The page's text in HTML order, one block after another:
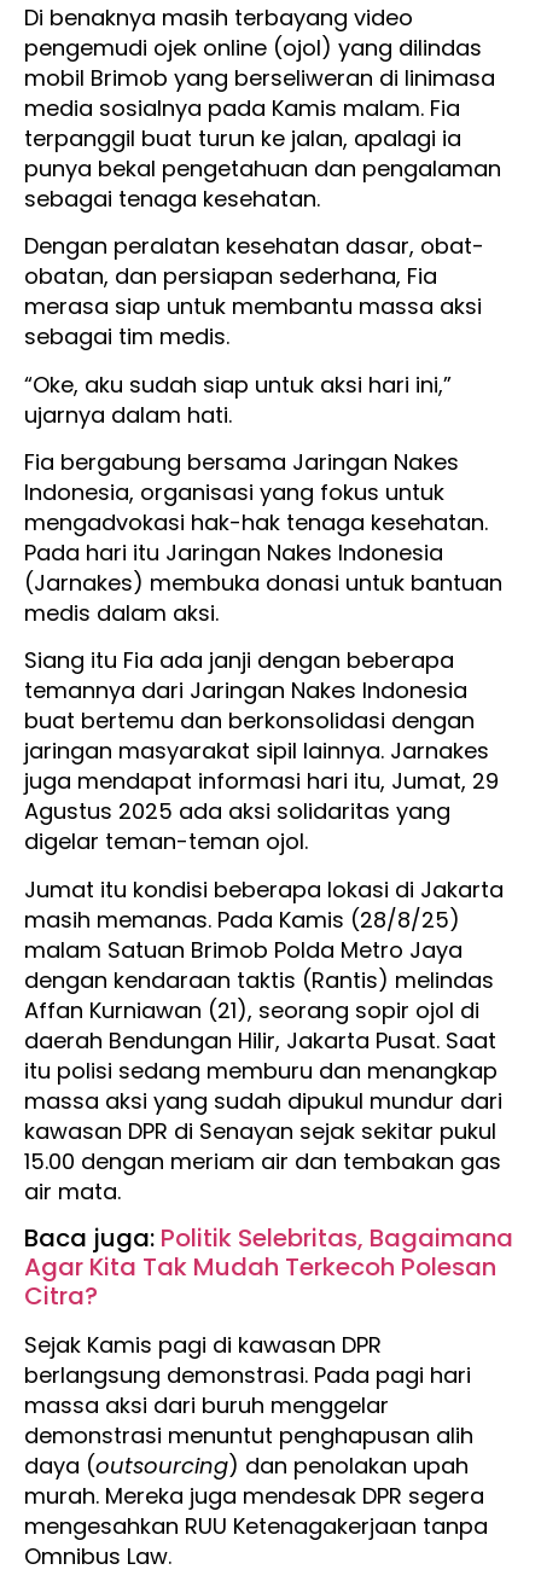
Di benaknya masih terbayang video
pengemudi ojek online (ojol) yang dilindas
mobil Brimob yang berseliweran di linimasa
media sosialnya pada Kamis malam. Fia
terpanggil buat turun ke jalan, apalagi ia
punya bekal pengetahuan dan pengalaman
sebagai tenaga kesehatan.
Dengan peralatan kesehatan dasar, obat-
obatan, dan persiapan sederhana, Fia
merasa siap untuk membantu massa aksi
sebagai tim medis.
“Oke, aku sudah siap untuk aksi hari ini,”
ujarnya dalam hati.
Fia bergabung bersama Jaringan Nakes
Indonesia, organisasi yang fokus untuk
mengadvokasi hak-hak tenaga kesehatan.
Pada hari itu Jaringan Nakes Indonesia
(Jarnakes) membuka donasi untuk bantuan
medis dalam aksi.
Siang itu Fia ada janji dengan beberapa
temannya dari Jaringan Nakes Indonesia
buat bertemu dan berkonsolidasi dengan
jaringan masyarakat sipil lainnya. Jarnakes
juga mendapat informasi hari itu, Jumat, 29
Agustus 2025 ada aksi solidaritas yang
digelar teman-teman ojol.
Jumat itu kondisi beberapa lokasi di Jakarta
masih memanas. Pada Kamis (28/8/25)
malam Satuan Brimob Polda Metro Jaya
dengan kendaraan taktis (Rantis) melindas
Affan Kurniawan (21), seorang sopir ojol di
daerah Bendungan Hilir, Jakarta Pusat. Saat
itu polisi sedang memburu dan menangkap
massa aksi yang sudah dipukul mundur dari
kawasan DPR di Senayan sejak sekitar pukul
15.00 dengan meriam air dan tembakan gas
air mata.
Baca juga: Politik Selebritas, Bagaimana
Agar Kita Tak Mudah Terkecoh Polesan
Citra?
Sejak Kamis pagi di kawasan DPR
berlangsung demonstrasi. Pada pagi hari
massa aksi dari buruh menggelar
demonstrasi menuntut penghapusan alih
daya (outsourcing) dan penolakan upah
murah. Mereka juga mendesak DPR segera
mengesahkan RUU Ketenagakerjaan tanpa
Omnibus Law.